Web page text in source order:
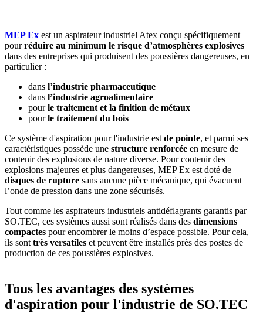
MEP Ex est un aspirateur industriel Atex conçu spécifiquement
pourréduire au minimum le risque d’atmosphères explosives
dans des entreprises qui produisent des poussières dangereuses, en
particulier :
dans l’industrie pharmaceutique
dans l’industrie agroalimentaire
pourle traitement et la finition de métaux
pourle traitement du bois
Ce système d'aspiration pour l'industrie est de pointe, et parmi ses
caractéristiques possède une structure renforcée en mesure de
contenir des explosions de nature diverse. Pour contenir des
explosions majeures et plus dangereuses, MEP Ex est doté de
disques de rupture sans aucune pièce mécanique, qui évacuent
l’onde de pression dans une zone sécurisés.
Tout comme les aspirateurs industriels antidéflagrants garantis par
SO.TEC, ces systèmes aussi sont réalisés dans des dimensions
compactes pour encombrer le moins d’espace possible. Pour cela,
ils sont très versatiles et peuvent être installés près des postes de
production de ces poussières explosives.
Tous les avantages des systèmes
d'aspiration pour l'industrie de SO.TEC